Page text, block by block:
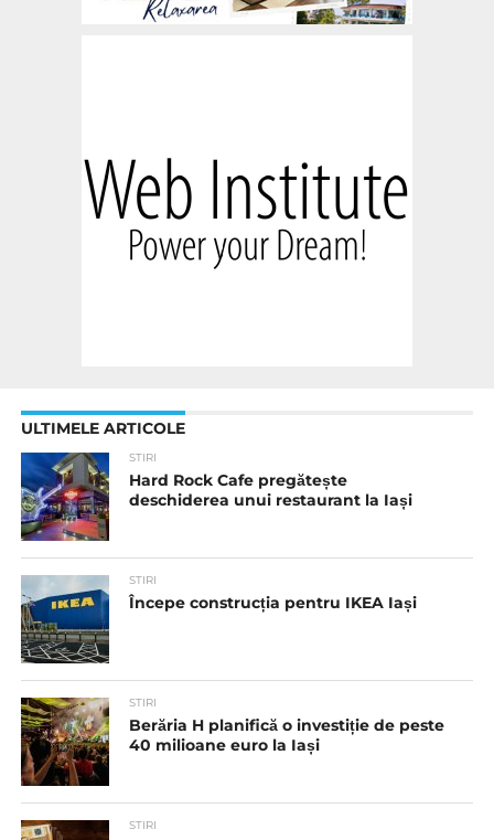
ULTIMELE ARTICOLE
STIRI
Hard Rock Cafe pregătește
deschiderea unui restaurant la Iași
STIRI
Începe construcția pentru IKEA Iași
STIRI
Berăria H planifică o investiție de peste
40 milioane euro la Iași
STIRI